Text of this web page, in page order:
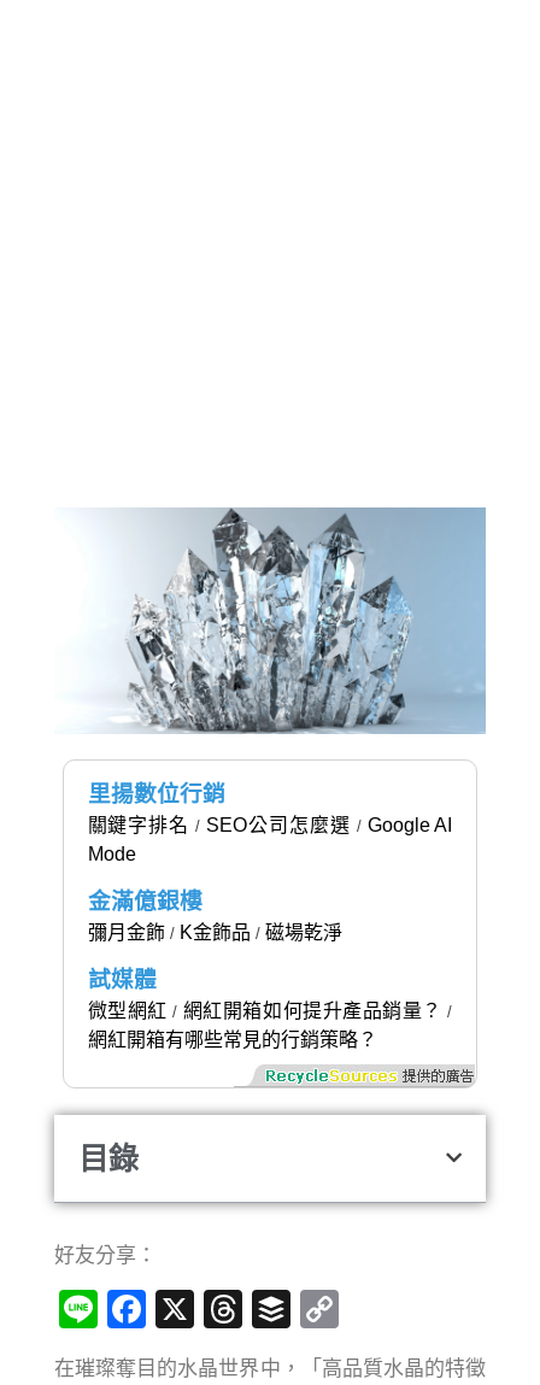
里揚數位行銷
關鍵字排名 / SEO公司怎麼選 / Google AI
Mode
金滿億銀樓
彌月金飾 / K金飾品 / 磁場乾淨
試媒體
微型網紅 / 網紅開箱如何提升產品銷量？ /
網紅開箱有哪些常見的行銷策略？
目錄
好友分享：
LineFacebook
X Threads
Buffer
Link
在璀璨奪目的水晶世界中，「高品質水晶的特徵